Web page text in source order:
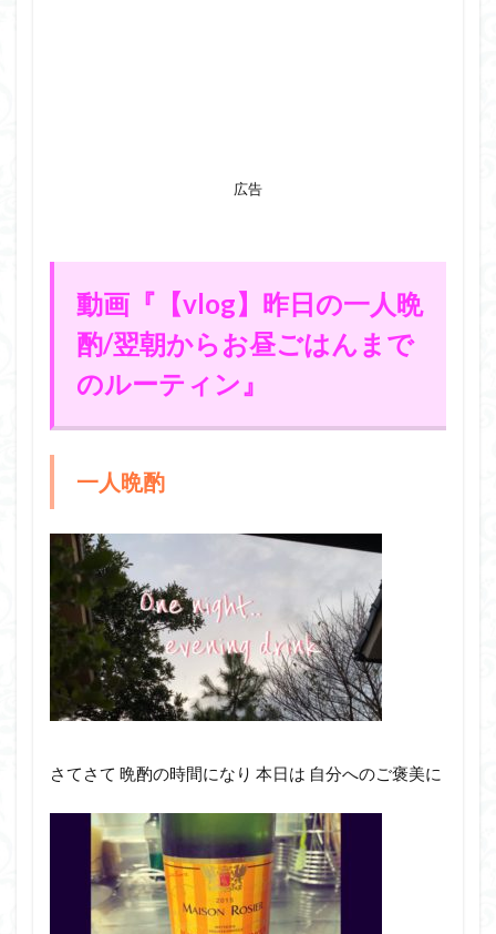
広告
動画『【vlog】昨日の一人晩
酌/翌朝からお昼ごはんまで
のルーティン』
一人晩酌
さてさて 晩酌の時間になり 本日は 自分へのご褒美に